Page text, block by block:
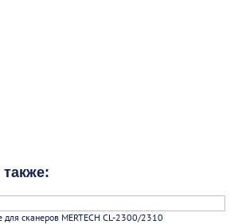
для сканеров MERTECH CL-2300/2310